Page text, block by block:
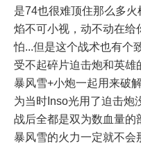
是74也很难顶住那么多
焰不可小视，动不动在给
怕...但是这个战术也有个
受不起碎片迫击炮和英雄
暴风雪+小炮一起用来破
为当时Inso光用了迫击炮
战后全都是双为数血量的
暴风雪的火力一定就不会